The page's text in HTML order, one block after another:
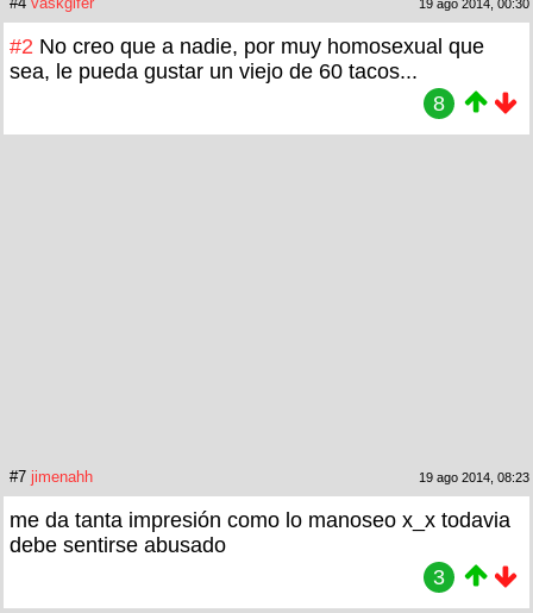
19 ago 2014, 00:30
#2 No creo que a nadie, por muy homosexual que
sea, le pueda gustar un viejo de 60 tacos...
8
#7 jimenahh 19 ago 2014, 08:23
me da tanta impresión como lo manoseo x_x todavia
debe sentirse abusado
3